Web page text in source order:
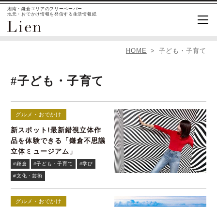
湘南・鎌倉エリアのフリーペーパー
地元・おでかけ情報を発信する生活情報紙
HOME 子ども・子育て
#子ども・子育て
グルメ・おでかけ
新スポット!最新錯視立体作
品を体験できる「鎌倉不思議
立体ミュージアム」
#鎌倉 #子ども・子育て #学び
#文化・芸術
グルメ・おでかけ